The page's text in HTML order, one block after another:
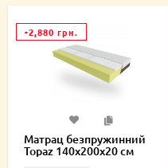
-2,880 грн.
Матрац безпружинний
Topaz 140х200х20 см